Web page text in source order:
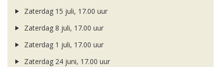
Zaterdag 15 juli, 17.00 uur
Zaterdag 8 juli, 17.00 uur
Zaterdag 1 juli, 17.00 uur
Zaterdag 24 juni, 17.00 uur